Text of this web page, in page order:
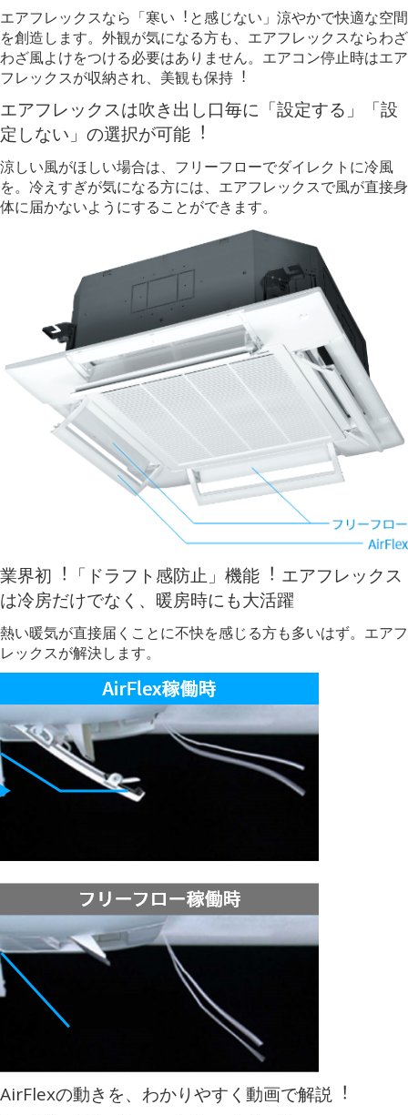
エアフレックスなら「寒い︕と感じない」涼やかで快適な空間
を創造します。外観が気になる方も、エアフレックスならわざ
わざ風よけをつける必要はありません。エアコン停止時はエア
フレックスが収納され、美観も保持︕
エアフレックスは吹き出し口毎に「設定する」「設
定しない」の選択が可能︕
涼しい風がほしい場合は、フリーフローでダイレクトに冷風
を。冷えすぎが気になる方には、エアフレックスで風が直接身
体に届かないようにすることができます。
業界初︕「ドラフト感防止」機能︕ エアフレックス
は冷房だけでなく、暖房時にも大活躍
熱い暖気が直接届くことに不快を感じる方も多いはず。エアフ
レックスが解決します。
AirFlexの動きを、わかりやすく動画で解説︕